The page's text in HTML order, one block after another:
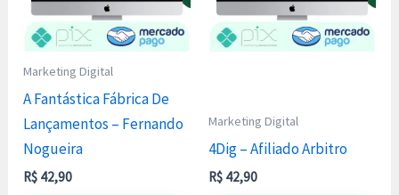
Marketing Digital
A Fantástica Fábrica De
Lançamentos – Fernando
Nogueira
R$ 42,90
Marketing Digital
4Dig – Afiliado Arbitro
R$ 42,90